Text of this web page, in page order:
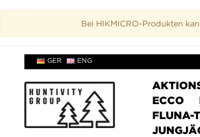
Bei HIKMICRO-Produkten
GER ENG
ECCO
FLUNA-